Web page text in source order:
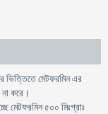
ভিত্তিতে মেটফরমিন এর
করে।
মেটফরমিন ৫০০ মিঃগ্রাঃ